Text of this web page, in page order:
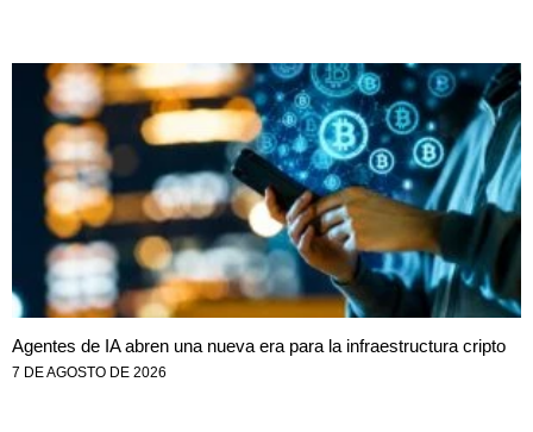
Agentes de IA abren una nueva era para la infraestructura cripto
7 DE AGOSTO DE 2026